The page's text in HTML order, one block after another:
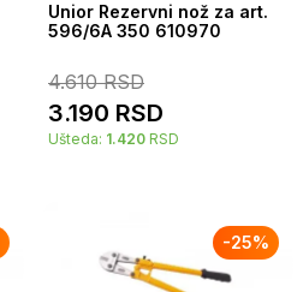
Unior Rezervni nož za art.
596/6A 350 610970
4.610RSD
3.190 RSD
Ušteda: 1.420 RSD
-25%